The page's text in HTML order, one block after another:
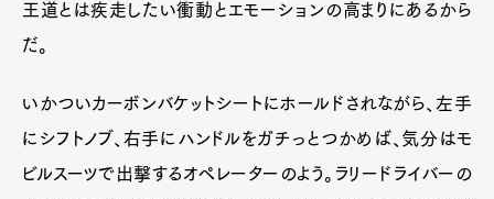
王道とは疾走したい衝動とエモーションの高まりにあるから
だ。
いかついカーボンバケットシートにホールドされながら、左手
にシフトノブ、右手にハンドルをガチっとつかめば、気分はモ
ビルスーツで出撃するオペレーターのよう。ラリードライバーの